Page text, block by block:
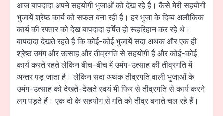
आज बापदादा अपने सहयोगी भुजाओं को देख रहे हैं। कैसे मेरी सहयोगी
भुजायें श्रेष्ठ कार्य को सफल बना रही हैं। हर भुजा के दिव्य अलौकिक
कार्य की रफ्तार को देख बापदादा हर्षित हो रूहरिहान कर रहे थे।
बापदादा देखते रहते हैं कि कोई-कोई भुजायें सदा अथक और एक ही
श्रेष्ठ उमंग और उत्साह और तीव्रगति से सहयोगी हैं और कोई-कोई
कार्य करते रहते लेकिन बीच-बीच में उमंग-उत्साह की तीव्रगति में
अन्तर पड़ जाता है। लेकिन सदा अथक तीव्रगति वाली भुजाओं के
उमंग-उत्साह को देखते-देखते स्वयं भी फिर से तीव्रगति से कार्य करने
लग पड़ते हैं। एक दो के सहयोग से गति को तीव्र बनाते चल रहे हैं।